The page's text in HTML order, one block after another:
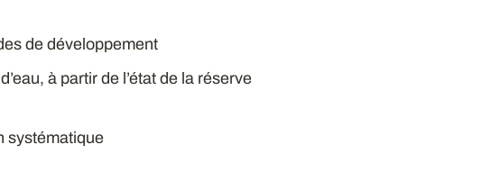
de développement
à partir de l’état de la réserve
systématique